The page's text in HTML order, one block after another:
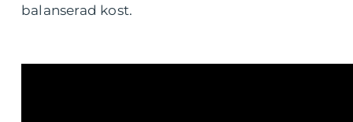
balanserad kost.